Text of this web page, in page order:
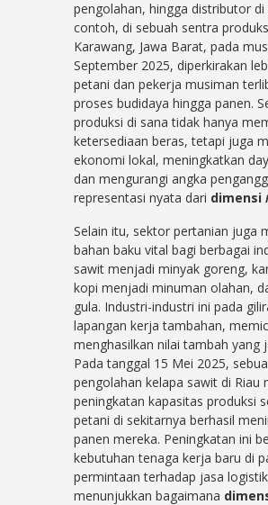
pengolahan, hingga distributor di
contoh, di sebuah sentra
Karawang, Jawa Barat, pada
September 2025, diperkirakan
petani dan pekerja musiman
proses budidaya hingga panen.
produksi di sana tidak hanya
ketersediaan beras, tetapi juga
ekonomi lokal, meningkatkan
dan mengurangi angka
representasi nyata dari dimensi
Selain itu, sektor pertanian juga
bahan baku vital bagi berbagai
sawit menjadi minyak goreng,
kopi menjadi minuman olahan,
gula. Industri-industri ini pada
lapangan kerja tambahan,
menghasilkan nilai tambah yang
Pada tanggal 15 Mei 2025,
pengolahan kelapa sawit di Riau
peningkatan kapasitas produksi
petani di sekitarnya berhasil
panen mereka. Peningkatan ini
kebutuhan tenaga kerja baru di
permintaan terhadap jasa
menunjukkan bagaimana